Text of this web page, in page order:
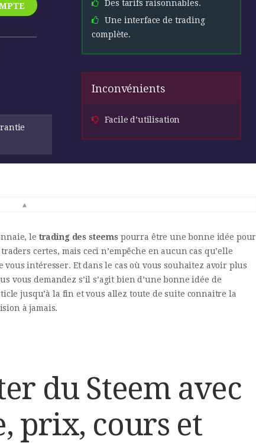
Des tarifs raisonnables.
Une interface de trading
complète.
Inconvénients
Facile d’utilisation
▴
le trading des steems pourra être une bonne idée pour
certes, mais ceci n’empêche en aucun cas qu’elle
intéresser. Et dans le cas où vous souhaitez avoir plus
vous demandez s’il s’agit bien d’une bonne idée de
jusqu’à la fin et vous allez toute de suite connaitre la
à jamais.
du Steem avec
prix, cours et